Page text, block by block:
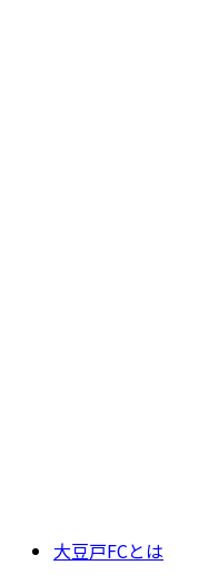
大豆戸FCとは